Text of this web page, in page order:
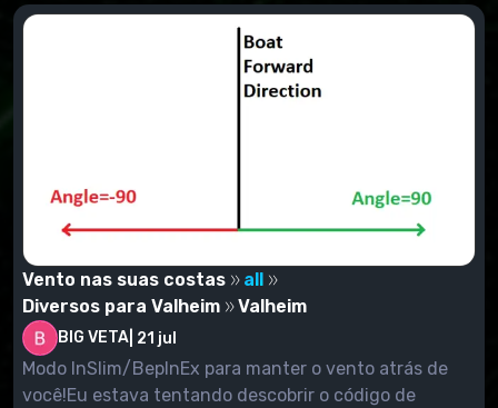
Vento nas suas costas
all
Diversos para Valheim
Valheim
BIG VETA 21 jul
Modo InSlim/BepInEx para manter o vento atrás de
você!Eu estava tentando descobrir o código de